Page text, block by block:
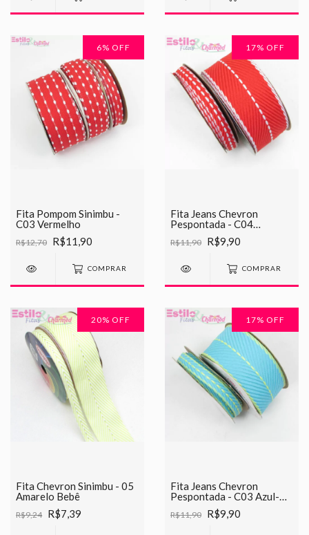
6% OFF
Fita Pompom Sinimbu -
C03 Vermelho
R$12,70 R$11,90
COMPRAR
17% OFF
Fita Jeans Chevron
Pespontada - C04
R$11,90 R$9,90
COMPRAR
20% OFF
Fita Chevron Sinimbu - 05
Amarelo Bebê
R$9,24 R$7,39
17% OFF
Fita Jeans Chevron
Pespontada - C03 Azul-
R$11,90 R$9,90